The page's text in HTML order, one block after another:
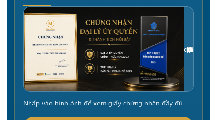
Gắn link ảnh giấy chứng nhận tại đây
Nhấp vào hình ảnh để xem giấy chứng nhận đầy đủ.